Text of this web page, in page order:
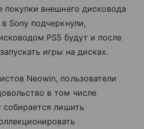
покупки внешнего дисковода
Sony подчеркнули,
PS5 будут и после
игры на дисках.
Neowin, пользователи
в том числе
собирается лишить